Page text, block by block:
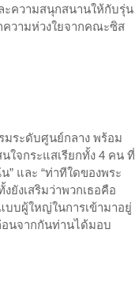
ะความสนุกสนานให้กับรุ่น
ความห่วงใยจากคณะซิส
มระดับศูนย์กลาง พร้อม
จกระแสเรียกทั้ง 4 คน ที่
” และ “ท่าทีใดของพระ
ยังเสริมว่าพวกเธอคือ
บผู้ใหญ่ในการเข้ามาอยู่
นจากกันท่านได้มอบ